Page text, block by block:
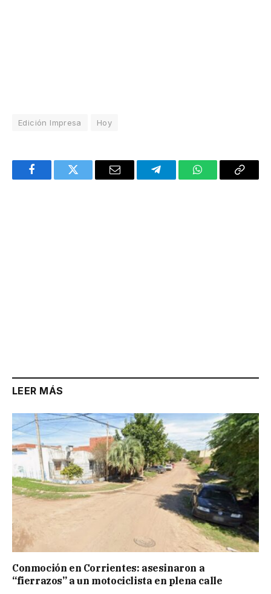
Edición Impresa Hoy
FacebookTwitter Email TelegramWhatsAppCopy
LEER MÁS
Conmoción en Corrientes: asesinaron a
“fierrazos” a un motociclista en plena calle